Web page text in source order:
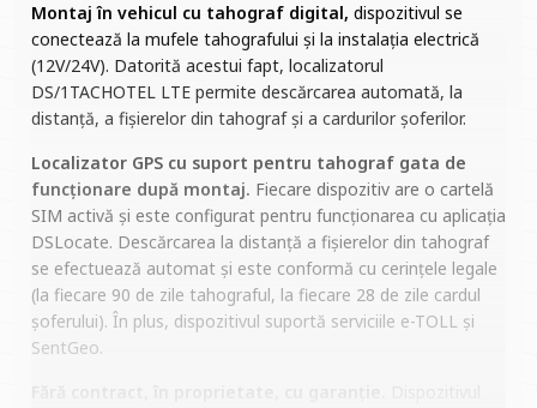
Montaj în vehicul cu tahograf digital, dispozitivul se
conectează la mufele tahografului și la instalația electrică
(12V/24V). Datorită acestui fapt, localizatorul
DS/1TACHOTEL LTE permite descărcarea automată, la
distanță, a fișierelor din tahograf și a cardurilor șoferilor.
Localizator GPS cu suport pentru tahograf gata de
funcționare după montaj. Fiecare dispozitiv are o cartelă
SIM activă și este configurat pentru funcționarea cu aplicația
DSLocate. Descărcarea la distanță a fișierelor din tahograf
se efectuează automat și este conformă cu cerințele legale
(la fiecare 90 de zile tahograful, la fiecare 28 de zile cardul
șoferului). În plus, dispozitivul suportă serviciile e-TOLL și
SentGeo.